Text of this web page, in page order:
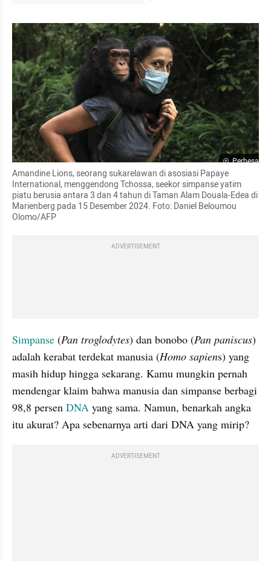
Perbesar
Amandine Lions, seorang sukarelawan di asosiasi Papaye
International, menggendong Tchossa, seekor simpanse yatim
piatu berusia antara 3 dan 4 tahun di Taman Alam Douala-Edea di
Marienberg pada 15 Desember 2024. Foto: Daniel Beloumou
Olomo/AFP
ADVERTISEMENT
Simpanse (Pan troglodytes) dan bonobo (Pan paniscus)
adalah kerabat terdekat manusia (Homo sapiens) yang
masih hidup hingga sekarang. Kamu mungkin pernah
mendengar klaim bahwa manusia dan simpanse berbagi
98,8 persen DNA yang sama. Namun, benarkah angka
itu akurat? Apa sebenarnya arti dari DNA yang mirip?
ADVERTISEMENT